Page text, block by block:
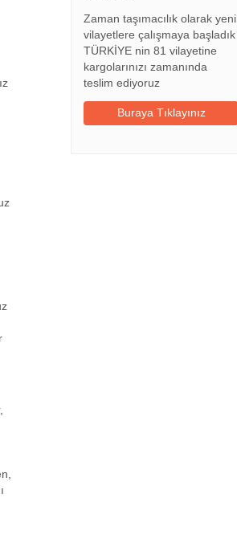
Zaman taşımacılık olarak yeni
vilayetlere çalışmaya başladık
TÜRKİYE nin 81 vilayetine
kargolarınızı zamanında
teslim ediyoruz
Buraya Tıklayınız